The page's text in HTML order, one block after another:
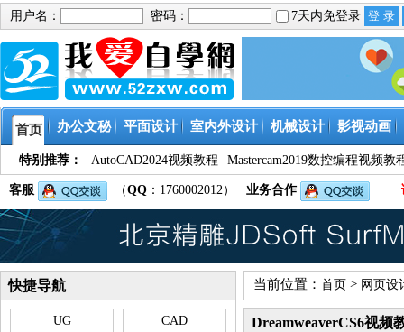
用户名： 密码： 7天内免登录
首页 办公文秘 平面设计 室内外设计 机械设计 影视动画
特别推荐： AutoCAD2024视频教程 Mastercam2019数控编程视频教
客服 （QQ ：1760002012） 业务合作
快捷导航
UG CAD
当前位置： 首页 > 网页设
DreamweaverCS6视频